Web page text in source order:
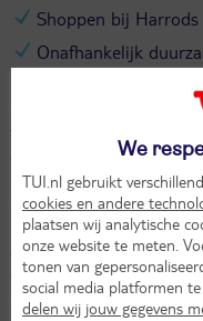
Shoppen bij Harrods
Onafhankelijk
Hoe centraal wil je het
loopafstand van vele
The National Gallery en de
Garden, Soho, Piccadilly
zijn heel dichtbij. Vergeet
hier worden regelmatig
Nog even shoppen bij
een drukke dag laat je je
Citadines Trafalgar
nachtrust want morgen
We
TUI.nl gebruikt
cookies en andere
plaatsen wij analytische
onze website te meten.
tonen van
social media platformen
delen wij jouw gegevens